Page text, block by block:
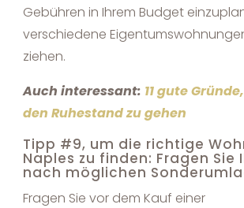
Gebühren in Ihrem Budget
verschiedene
ziehen.
Auch interessant: 11 gute
den Ruhestand zu gehen
Tipp #9, um die richtige
Naples zu finden: Fragen Sie
nach möglichen
Fragen Sie vor dem Kauf einer